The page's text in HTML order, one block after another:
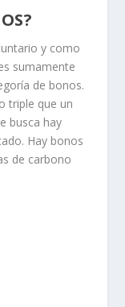
y como
sumamente
de bonos.
triple que un
busca hay
Hay bonos
de carbono